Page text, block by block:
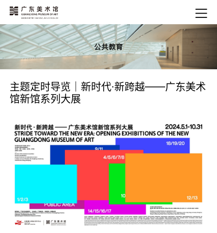
主题定时导览｜新时代·新跨越——广东美术
馆新馆系列大展